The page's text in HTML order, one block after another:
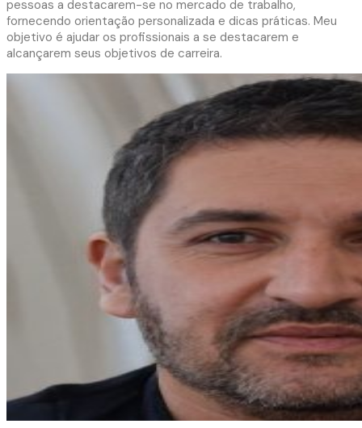
pessoas a destacarem-se no mercado de trabalho,
fornecendo orientação personalizada e dicas práticas. Meu
objetivo é ajudar os profissionais a se destacarem e
alcançarem seus objetivos de carreira.